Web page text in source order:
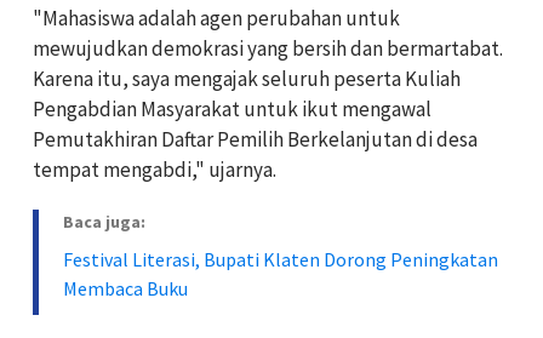
"Mahasiswa adalah agen perubahan untuk
mewujudkan demokrasi yang bersih dan bermartabat.
Karena itu, saya mengajak seluruh peserta Kuliah
Pengabdian Masyarakat untuk ikut mengawal
Pemutakhiran Daftar Pemilih Berkelanjutan di desa
tempat mengabdi," ujarnya.
Baca juga:
Festival Literasi, Bupati Klaten Dorong Peningkatan
Membaca Buku